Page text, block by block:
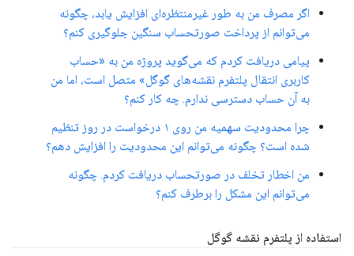
اگر مصرف من به طور غیرمنتظره‌ای افزایش یابد، چگونه
می‌توانم از پرداخت صورتحساب سنگین جلوگیری کنم؟
پیامی دریافت کردم که می‌گوید پروژه من به «حساب
کاربری انتقال پلتفرم نقشه‌های گوگل» متصل است، اما من
به آن حساب دسترسی ندارم. چه کار کنم؟
چرا محدودیت سهمیه من روی ۱ درخواست در روز تنظیم
شده است؟ چگونه می‌توانم این محدودیت را افزایش دهم؟
من اخطار تخلف در صورتحساب دریافت کردم. چگونه
می‌توانم این مشکل را برطرف کنم؟
استفاده از پلتفرم نقشه گوگل